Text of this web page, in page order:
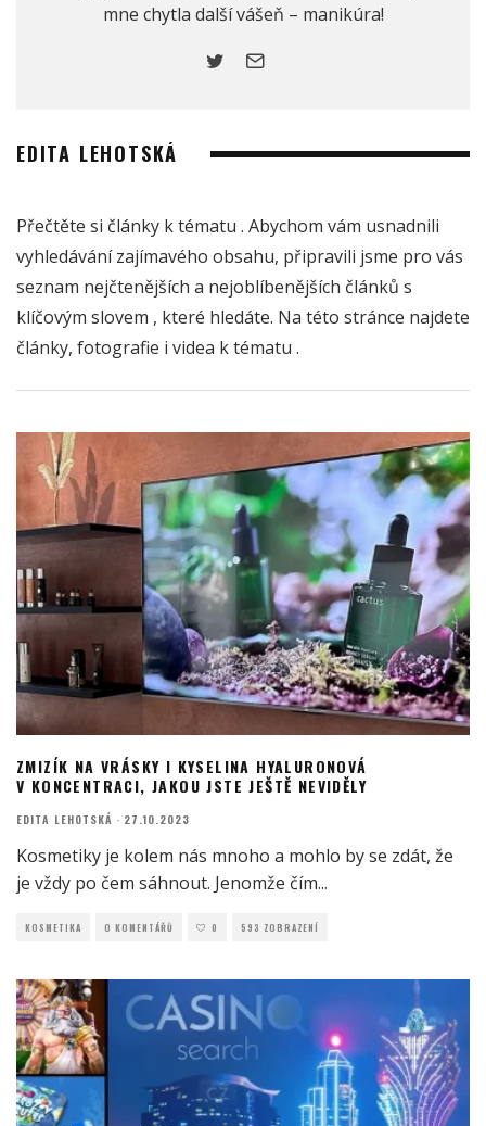
mne chytla další vášeň – manikúra!
EDITA LEHOTSKÁ
Přečtěte si články k tématu . Abychom vám usnadnili
vyhledávání zajímavého obsahu, připravili jsme pro vás
seznam nejčtenějších a nejoblíbenějších článků s
klíčovým slovem , které hledáte. Na této stránce najdete
články, fotografie i videa k tématu .
ZMIZÍK NA VRÁSKY I KYSELINA HYALURONOVÁ
V KONCENTRACI, JAKOU JSTE JEŠTĚ NEVIDĚLY
EDITA LEHOTSKÁ · 27.10.2023
Kosmetiky je kolem nás mnoho a mohlo by se zdát, že
je vždy po čem sáhnout. Jenomže čím...
KOSMETIKA O KOMENTÁŘŮ 0 593 ZOBRAZENÍ